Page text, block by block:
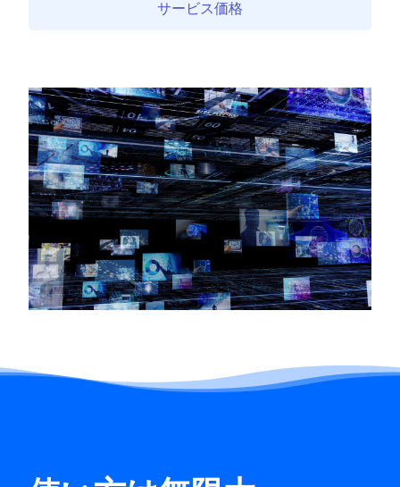
サービス価格